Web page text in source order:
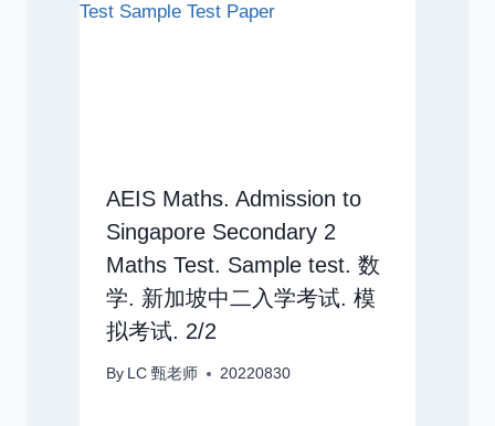
AEIS Maths. Admission to
Singapore Secondary 2
Maths Test. Sample test. 数
学. 新加坡中二入学考试. 模
拟考试. 2/2
By LC 甄老师 20220830